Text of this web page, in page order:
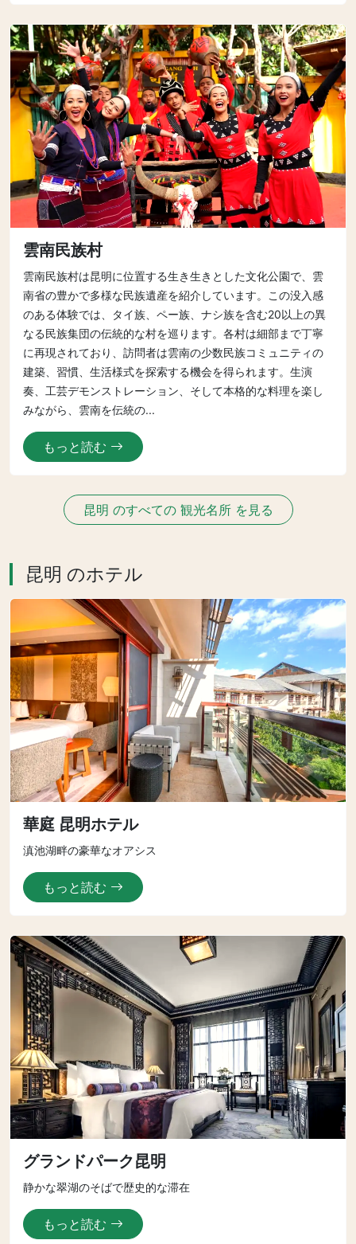
雲南民族村
雲南民族村は昆明に位置する生き生きとした文化公園で、雲
南省の豊かで多様な民族遺産を紹介しています。この没入感
のある体験では、タイ族、ペー族、ナシ族を含む20以上の異
なる民族集団の伝統的な村を巡ります。各村は細部まで丁寧
に再現されており、訪問者は雲南の少数民族コミュニティの
建築、習慣、生活様式を探索する機会を得られます。生演
奏、工芸デモンストレーション、そして本格的な料理を楽し
みながら、雲南を伝統の...
もっと読む
昆明 のすべての 観光名所 を見る
昆明 のホテル
華庭 昆明ホテル
滇池湖畔の豪華なオアシス
もっと読む
グランドパーク昆明
静かな翠湖のそばで歴史的な滞在
もっと読む